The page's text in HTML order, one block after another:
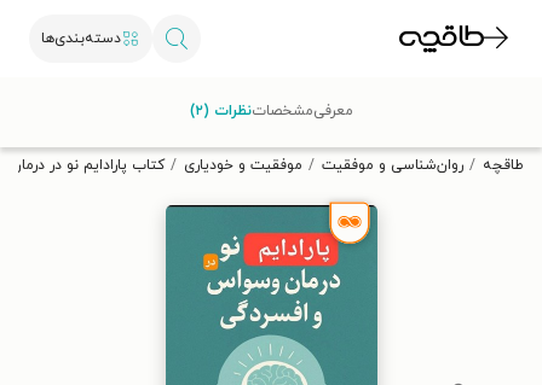
دسته‌بندی‌ها
تخفیف از طاقچه دریافت کن.
طاقچه روان‌شناسی و موفقیت موفقیت و خودیاری کتاب پارادایم نو در
معرفیمشخصاتنظرات (۲)